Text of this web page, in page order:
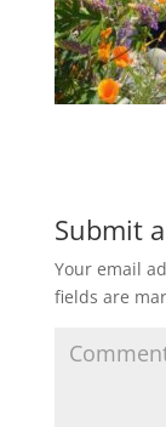
Submit
Your email
fields are